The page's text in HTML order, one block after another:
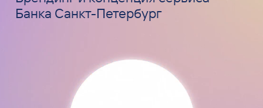
Банка Санкт-Петербург